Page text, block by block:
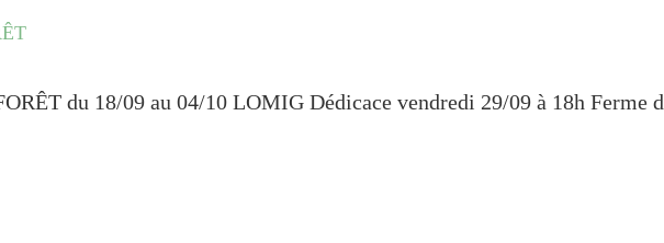
du 18/09 au 04/10 LOMIG Dédicace vendredi 29/09 à 18h Ferme